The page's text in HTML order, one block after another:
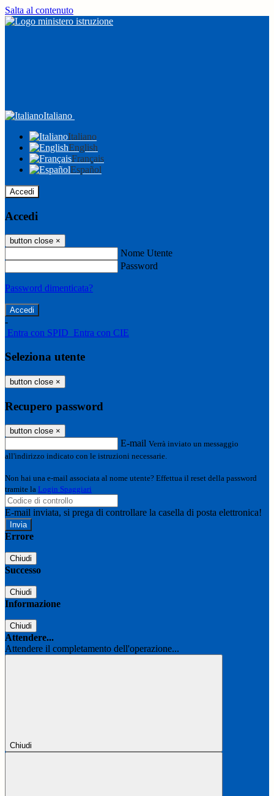
Salta al contenuto
Italiano
Italiano
English
Français
Español
Accedi
Accedi
button close ×
Nome Utente
Password
Password dimenticata?
-
Entra con SPID Entra con CIE
Seleziona utente
button close ×
Recupero password
button close ×
E-mail Verrà inviato un messaggio
all'indirizzo indicato con le istruzioni necessarie.
Non hai una e-mail associata al nome utente? Effettua il reset della password
tramite la Login Spaggiari
E-mail inviata, si prega di controllare la casella di posta elettronica!
Errore
Chiudi
Successo
Chiudi
Informazione
Chiudi
Attendere...
Attendere il completamento dell'operazione...
Chiudi